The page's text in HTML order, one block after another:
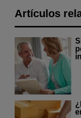
Artículos